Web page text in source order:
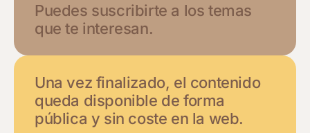
Una vez finalizado, el contenido
queda disponible de forma
pública y sin coste en la web.
Puedes suscribirte a los temas
que te interesan.